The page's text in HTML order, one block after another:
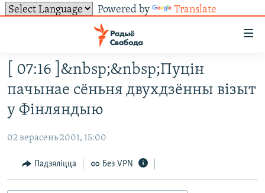
Powered by Translate
ўнівэрсальнага
доступу
да
галоўнага
Перайсьці
галоўнай
НАВІНЫ
ЛЮДЗІ
ПАЛІТЫКА
БЛОГІ
ГІСТОРЫЯ НА СВАБОДЗЕ
АБЫСЬЦІ БЛЯКАВАНЬНЕ
ПАДЗЯЛІЦЦА ІНФАРМАЦЫЯЙ
ПАДПІСАЦЦА
RSS
[ 07:16 ]&nbsp;&nbsp;Пуцін
пачынае сёньня двухдзённы візыт
у Фінляндыю
02 верасень 2001, 15:00
Падзяліцца Без VPN